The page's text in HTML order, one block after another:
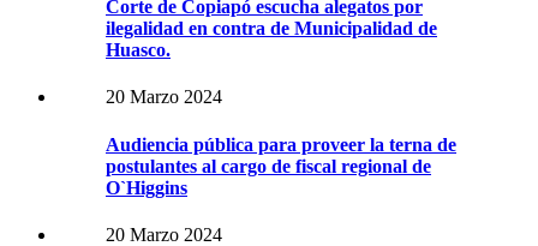
Corte de Copiapó escucha alegatos por
ilegalidad en contra de Municipalidad de
Huasco.
20 Marzo 2024
Audiencia pública para proveer la terna de
postulantes al cargo de fiscal regional de
O`Higgins
20 Marzo 2024